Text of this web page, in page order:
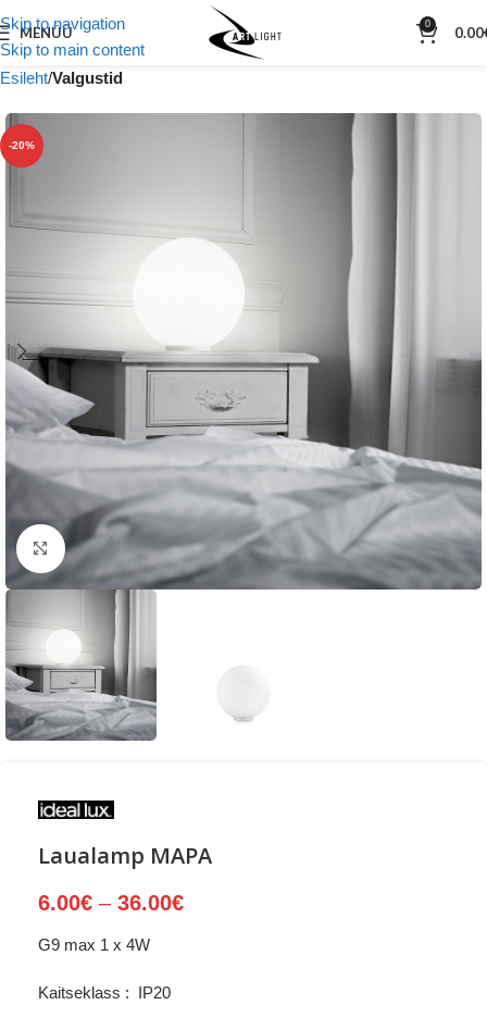
Skip to navigation
Skip to main content
MENÜÜ 0 0.00
Esileht Valgustid
-20%
Suurenda
Laualamp MAPA
6.00€ – 36.00€
G9 max 1 x 4W
Kaitseklass : IP20